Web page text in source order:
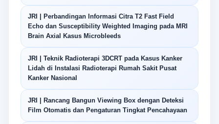
JRI | Perbandingan Informasi Citra T2 Fast Field
Echo dan Susceptibility Weighted Imaging pada MRI
Brain Axial Kasus Microbleeds
JRI | Teknik Radioterapi 3DCRT pada Kasus Kanker
Lidah di Instalasi Radioterapi Rumah Sakit Pusat
Kanker Nasional
JRI | Rancang Bangun Viewing Box dengan Deteksi
Film Otomatis dan Pengaturan Tingkat Pencahayaan